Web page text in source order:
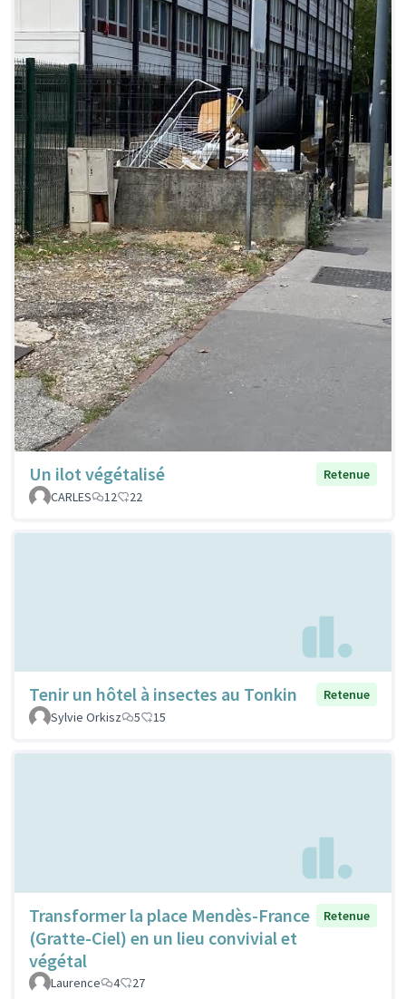
Un ilot végétalisé
Retenue
CARLES
12 22
Tenir un hôtel à insectes au Tonkin
Retenue
Sylvie Orkisz
5 15
Transformer la place Mendès-France
(Gratte-Ciel) en un lieu convivial et
végétal
Retenue
Laurence 4 27